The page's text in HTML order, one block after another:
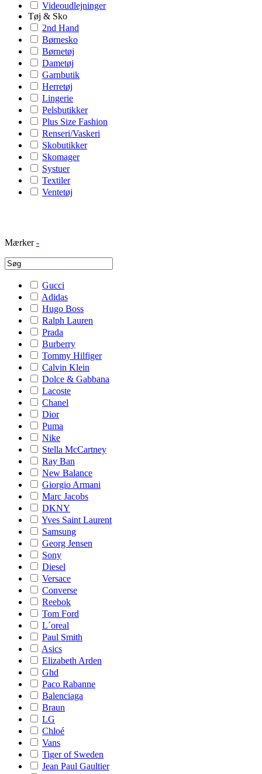
Videoudlejninger
Tøj & Sko
2nd Hand
Børnesko
Børnetøj
Dametøj
Garnbutik
Herretøj
Lingerie
Pelsbutikker
Plus Size Fashion
Renseri/Vaskeri
Skobutikker
Skomager
Systuer
Textiler
Ventetøj
Mærker -
Gucci
Adidas
Hugo Boss
Ralph Lauren
Prada
Burberry
Tommy Hilfiger
Calvin Klein
Dolce & Gabbana
Lacoste
Chanel
Dior
Puma
Nike
Stella McCartney
Ray Ban
New Balance
Giorgio Armani
Marc Jacobs
DKNY
Yves Saint Laurent
Samsung
Georg Jensen
Sony
Diesel
Versace
Converse
Reebok
Tom Ford
L´oreal
Paul Smith
Asics
Elizabeth Arden
Ghd
Paco Rabanne
Balenciaga
Braun
LG
Chloé
Vans
Tiger of Sweden
Jean Paul Gaultier